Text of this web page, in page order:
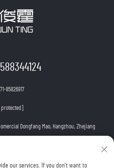
85826917
protected]
Dongfang Mao, Hangzhou, Zhejiang
our services. If you don't want to